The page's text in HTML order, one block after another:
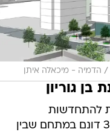
/ הדמיה - מיכאלה איתן
גוריון
להתחדשות
עירונית על שטח כולל של כ-3.68 דונם במתחם שבין